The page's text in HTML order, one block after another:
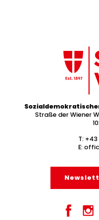
Straße der Wiener
T: +43
E: